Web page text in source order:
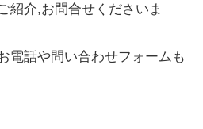
紹介,お問合せくださいま
電話や問い合わせフォームも